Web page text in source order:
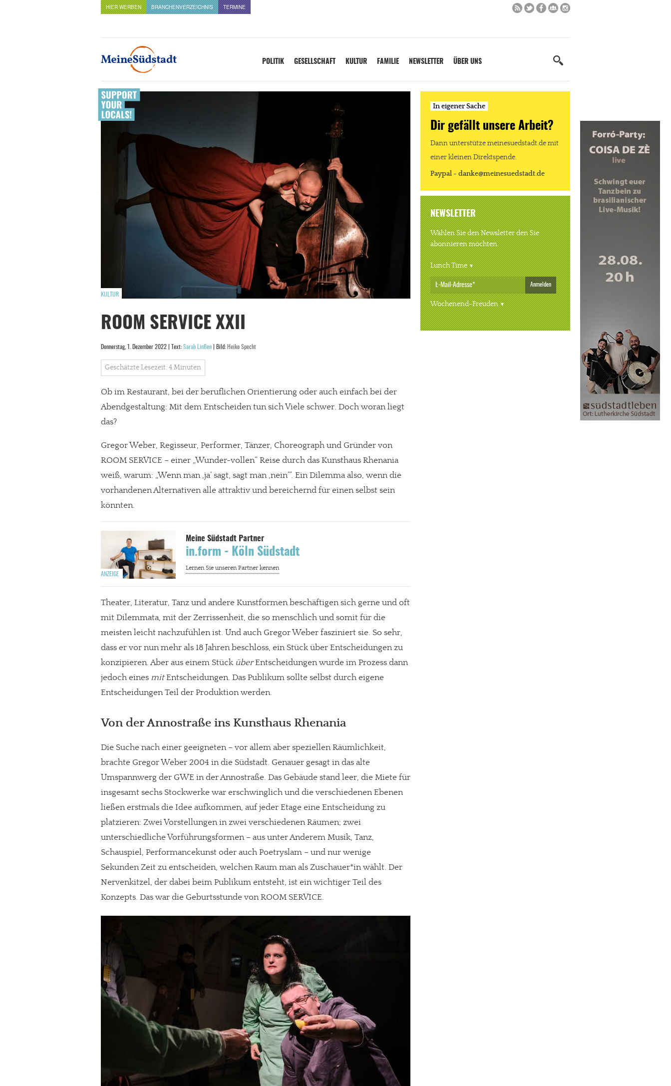
HIER WERBEN BRANCHENVERZEICHNIS TERMINE
POLITIK GESELLSCHAFT KULTUR FAMILIE NEWSLETTER ÜBER UNS
KULTUR
ROOM SERVICE XXII
Donnerstag, 1. Dezember 2022 | Text: Sarah Linßen | Bild: Heiko Specht
Geschätzte Lesezeit: 4 Minuten
Ob im Restaurant, bei der beruflichen Orientierung oder auch einfach bei der
Abendgestaltung: Mit dem Entscheiden tun sich Viele schwer. Doch woran liegt
das?
Gregor Weber, Regisseur, Performer, Tänzer, Choreograph und Gründer von
ROOM SERVICE – einer „Wunder-vollen“ Reise durch das Kunsthaus Rhenania
weiß, warum: „Wenn man ‚ja‘ sagt, sagt man ‚nein‘“. Ein Dilemma also, wenn die
vorhandenen Alternativen alle attraktiv und bereichernd für einen selbst sein
könnten.
in.form - Köln Südstadt
Theater, Literatur, Tanz und andere Kunstformen beschäftigen sich gerne und oft
mit Dilemmata, mit der Zerrissenheit, die so menschlich und somit für die
meisten leicht nachzufühlen ist. Und auch Gregor Weber fasziniert sie. So sehr,
dass er vor nun mehr als 18 Jahren beschloss, ein Stück über Entscheidungen zu
konzipieren. Aber aus einem Stück überEntscheidungen wurde im Prozess dann
jedoch eines mitEntscheidungen. Das Publikum sollte selbst durch eigene
Entscheidungen Teil der Produktion werden.
Von der Annostraße ins Kunsthaus Rhenania
Die Suche nach einer geeigneten – vor allem aber speziellen Räumlichkeit,
brachte Gregor Weber 2004 in die Südstadt. Genauer gesagt in das alte
Umspannwerg der GWE in der Annostraße. Das Gebäude stand leer, die Miete für
insgesamt sechs Stockwerke war erschwinglich und die verschiedenen Ebenen
ließen erstmals die Idee aufkommen, auf jeder Etage eine Entscheidung zu
platzieren: Zwei Vorstellungen in zwei verschiedenen Räumen; zwei
unterschiedliche Vorführungsformen – aus unter Anderem Musik, Tanz,
Schauspiel, Performancekunst oder auch Poetryslam – und nur wenige
Sekunden Zeit zu entscheiden, welchen Raum man als Zuschauer*in wählt. Der
Nervenkitzel, der dabei beim Publikum entsteht, ist ein wichtiger Teil des
Konzepts. Das war die Geburtsstunde von ROOM SERVICE.
In eigener Sache
Dir gefällt unsere Arbeit?
Dann unterstütze meinesuedstadt.de mit
einer kleinen Direktspende.
Paypal - danke@meinesuedstadt.de
NEWSLETTER
Wählen Sie den Newsletter den Sie
abonnieren möchten.
Lunch Time
Anmelden
Wochenend-Freuden